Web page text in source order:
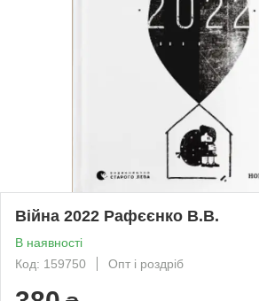
Війна 2022 Рафєєнко В.В.
В наявності
Код: 159750
Опт і роздріб